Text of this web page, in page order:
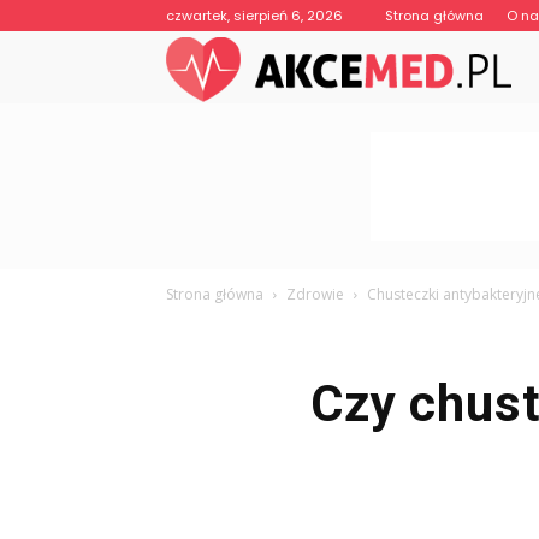
czwartek, sierpień 6, 2026 Strona główna O
Strona główna Zdrowie Chusteczki
Czy